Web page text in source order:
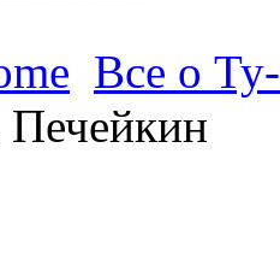
Все о
Печейкин